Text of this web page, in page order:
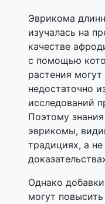
Эврикома
изучалась на
качестве
с помощью
растения
недостаточно
исследований
Поэтому
эврикомы,
традициях, а
Однако
могут